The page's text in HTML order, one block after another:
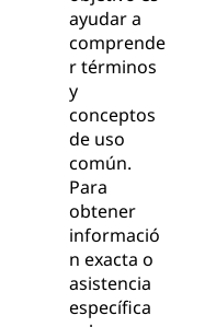
ayudar a
comprende
r términos
y
conceptos
de uso
común.
Para
obtener
informació
n exacta o
asistencia
específica